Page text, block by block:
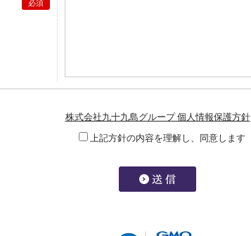
必須
株式会社九十九島グループ 個人情報保護方針
上記方針の内容を理解し、同意します